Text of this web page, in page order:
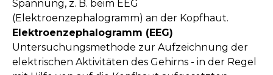
Spannung, z. B. beim EEG
(Elektroenzephalogramm) an der Kopfhaut.
Elektroenzephalogramm (EEG)
Untersuchungsmethode zur Aufzeichnung der
elektrischen Aktivitäten des Gehirns - in der Regel